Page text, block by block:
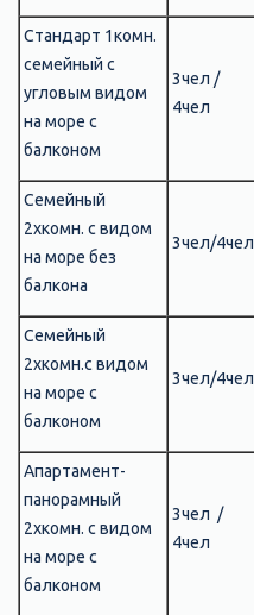
Стандарт 1комн.
семейный с
угловым видом
на море с
балконом
3чел /
4чел
Семейный
2хкомн. с видом
на море без
балкона
3чел/4чел
Семейный
2хкомн.с видом
на море с
балконом
3чел/4чел
Апартамент-
панорамный
2хкомн. с видом
на море с
балконом
3чел /
4чел